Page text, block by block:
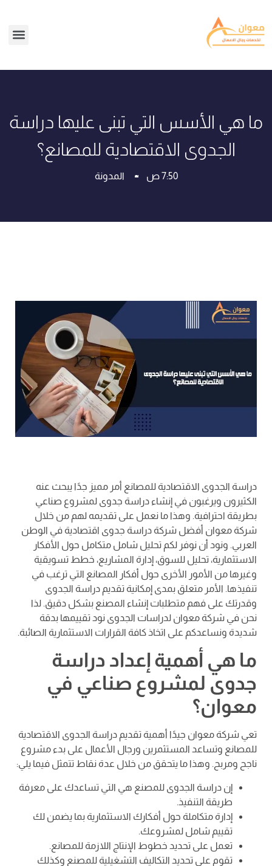
ما هي الأسس التي تبنى عليها دراسة
الجدوى الاقتصادية للمصانع؟
7:50 ص المدونة
دراسة الجدوى الاقتصادية للمصانع أمر مميز جدًا يبحث عنه
الكثيرون ويرغبون في إنشاء دراسة جدوى لمشروع صناعي
بطريقة احترافية. وهذا ما نعمل على تقديمه لهم من خلال
شركة معوان أفضل شركة دراسة جدوى اقتصادية في الوطن
العربي. ونود أن نوفر لكم تحليل شامل متكامل حول الأفكار
الاستثمارية، تحليل للسوق، إدارة المشاريع، خطط تسويقية
وغيرها من الأمور الأخرى حول أفكار المصانع التي ترغب في
تنفيذها. الأمر متعلق بمدى إمكانية تقديم دراسة الجدوى
وقدرتك على فهم متطلبات إنشاء المصنع بشكل دقيق. لذا
نحن في شركة معوان لدراسات الجدوى نود تقييمها بدقة
شديدة ونساعدكم على اتخاذ كافة القرارات الاستثمارية الصائبة.
ما هي أهمية إعداد دراسة
جدوى لمشروع صناعي في
معوان؟
تعي شركة معوان جيدًا أهمية تقديم دراسة الجدوى الاقتصادية
للمصانع وتساعد المستثمرين ورجال الأعمال على بدء مشروع
ناجح ومربح. وهذا ما يتحقق من خلال عدة نقاط تتمثل فيما يلي:
إن دراسة الجدوى للمصنع هي التي تساعدك على معرفة
طريقة التنفيذ.
إدارة متكاملة حول أفكارك الاستثمارية بما يضمن لك
تقييم شامل لمشروعك.
تعمل على تحديد خطوط الإنتاج اللازمة للمصانع.
تقوم على تحديد التكاليف التشغيلية للمصنع وكذلك